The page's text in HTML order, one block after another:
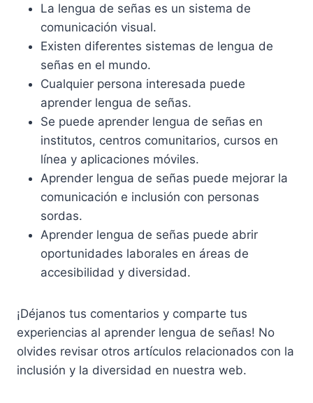
La lengua de señas es un sistema de
comunicación visual.
Existen diferentes sistemas de lengua de
señas en el mundo.
Cualquier persona interesada puede
aprender lengua de señas.
Se puede aprender lengua de señas en
institutos, centros comunitarios, cursos en
línea y aplicaciones móviles.
Aprender lengua de señas puede mejorar la
comunicación e inclusión con personas
sordas.
Aprender lengua de señas puede abrir
oportunidades laborales en áreas de
accesibilidad y diversidad.
¡Déjanos tus comentarios y comparte tus
experiencias al aprender lengua de señas! No
olvides revisar otros artículos relacionados con la
inclusión y la diversidad en nuestra web.